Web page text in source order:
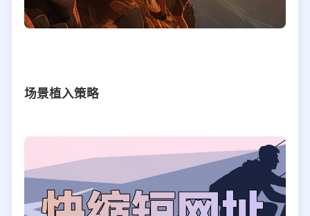
场景植入策略